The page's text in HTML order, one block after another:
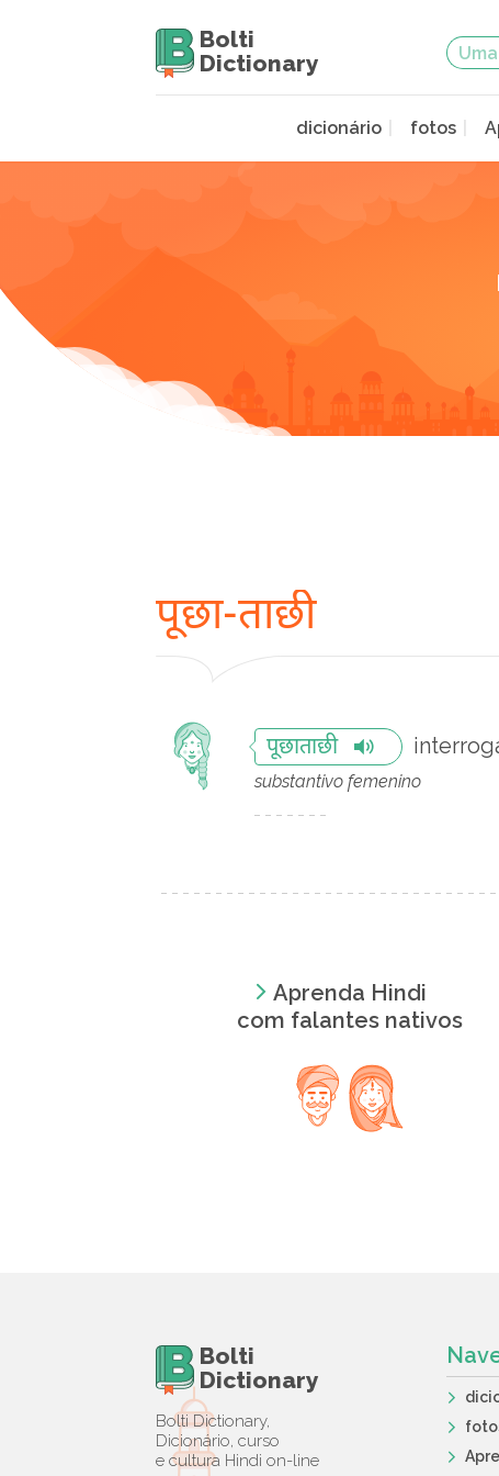
Bolti
Dictionary
dicionário fotos
पूछा-ताछी
पूछाताछी
substantivo femenino
Aprenda Hindi
com falantes nativos
Bolti
Dictionary
Bolti Dictionary,
Dicionário, curso
e cultura Hindi on-line